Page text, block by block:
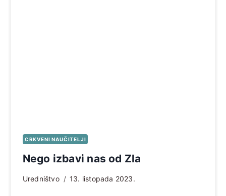
CRKVENI NAUČITELJI
Nego izbavi nas od Zla
Uredništvo 13. listopada 2023.